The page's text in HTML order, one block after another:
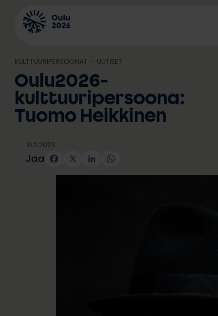
sisältöön
KULTTUURIPERSOONAT UUTISET
Oulu2026-
kulttuuripersoona:
Tuomo Heikkinen
10.2.2023
Jaa Facebook
X LinkedInWhatsApp